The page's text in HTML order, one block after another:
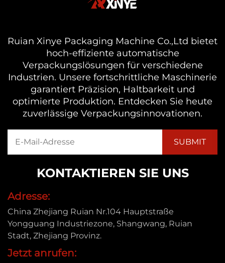
Ruian Xinye Packaging Machine Co.,Ltd bietet
hoch-effiziente automatische
Verpackungslösungen für verschiedene
Industrien. Unsere fortschrittliche Maschinerie
garantiert Präzision, Haltbarkeit und
optimierte Produktion. Entdecken Sie heute
zuverlässige Verpackungsinnovationen.
KONTAKTIEREN SIE UNS
Adresse:
China Zhejiang Ruian Nr.104 Hauptstraße
Yongguang Industriezone, Shangwang, Ruian
Stadt, Zhejiang Provinz.
Jetzt anrufen: